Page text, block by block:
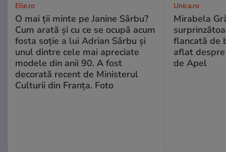
Elle.ro
O mai ții minte pe Janine Sârbu?
Cum arată și cu ce se ocupă acum
fosta soție a lui Adrian Sârbu și
unul dintre cele mai apreciate
modele din anii 90. A fost
decorată recent de Ministerul
Culturii din Franța. Foto
Unica.ro
Mirabela
flancată de
aflat
de Apel